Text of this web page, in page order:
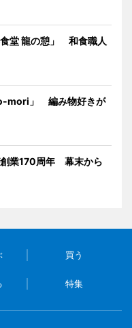
堂 龍の憩」 和食職人
mori」 編み物好きが
創業170周年 幕末から
買う
特集